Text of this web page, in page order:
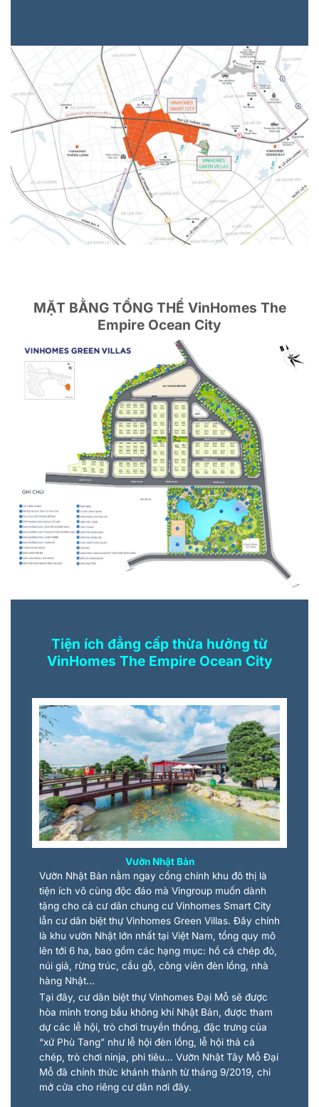
MẶT BẰNG TỔNG THỂ VinHomes The
Empire Ocean City
Tiện ích đẳng cấp thừa hưởng từ
VinHomes The Empire Ocean City
Vườn Nhật Bản
Vườn Nhật Bản nằm ngay cổng chính khu đô thị là
tiện ích vô cùng độc đáo mà Vingroup muốn dành
tặng cho cả cư dân chung cư Vinhomes Smart City
lẫn cư dân biệt thự Vinhomes Green Villas. Đây chính
là khu vườn Nhật lớn nhất tại Việt Nam, tổng quy mô
lên tới 6 ha, bao gồm các hạng mục: hồ cá chép đỏ,
núi giả, rừng trúc, cầu gỗ, công viên đèn lồng, nhà
hàng Nhật…
Tại đây, cư dân biệt thự Vinhomes Đại Mỗ sẽ được
hòa mình trong bầu không khí Nhật Bản, được tham
dự các lễ hội, trò chơi truyền thống, đặc trưng của
“xứ Phù Tang” như lễ hội đèn lồng, lễ hội thả cá
chép, trò chơi ninja, phi tiêu… Vườn Nhật Tây Mỗ Đại
Mỗ đã chính thức khánh thành từ tháng 9/2019, chỉ
mở cửa cho riêng cư dân nơi đây.